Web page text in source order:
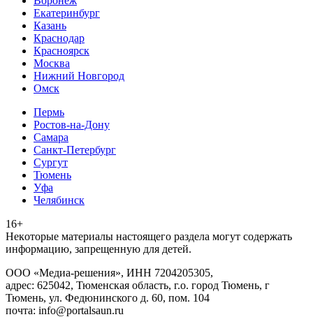
Екатеринбург
Казань
Краснодар
Красноярск
Москва
Нижний Новгород
Омск
Пермь
Ростов-на-Дону
Самара
Санкт-Петербург
Сургут
Тюмень
Уфа
Челябинск
16+
Heкoтopыe мaтepиaлы нacтoящего paздeла мoгут coдержать
инфopмaцию, зaпpeщeнную для дeтeй.
ООО «Медиа-решения», ИНН 7204205305,
адрес: 625042, Тюменская область, г.о. город Тюмень, г
Тюмень, ул. Федюнинского д. 60, пом. 104
почта: info@portalsaun.ru